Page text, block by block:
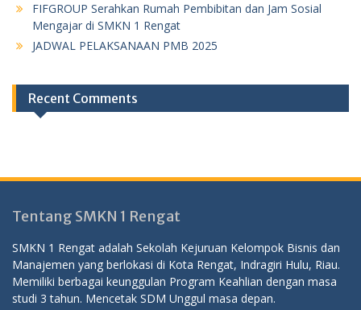
FIFGROUP Serahkan Rumah Pembibitan dan Jam Sosial
Mengajar di SMKN 1 Rengat
JADWAL PELAKSANAAN PMB 2025
Recent Comments
Tentang SMKN 1 Rengat
SMKN 1 Rengat adalah Sekolah Kejuruan Kelompok Bisnis dan
Manajemen yang berlokasi di Kota Rengat, Indragiri Hulu, Riau.
Memiliki berbagai keunggulan Program Keahlian dengan masa
studi 3 tahun. Mencetak SDM Unggul masa depan.